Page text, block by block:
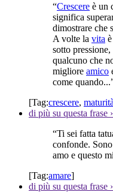
“Crescere è un
significa
dimostrare che
A volte la vita
sotto
qualcuno che
migliore amico
come
[Tag:crescere, maturità
di più su questa frase
“Ti sei fatta
confonde.
amo e questo
[Tag:amare]
di più su questa frase